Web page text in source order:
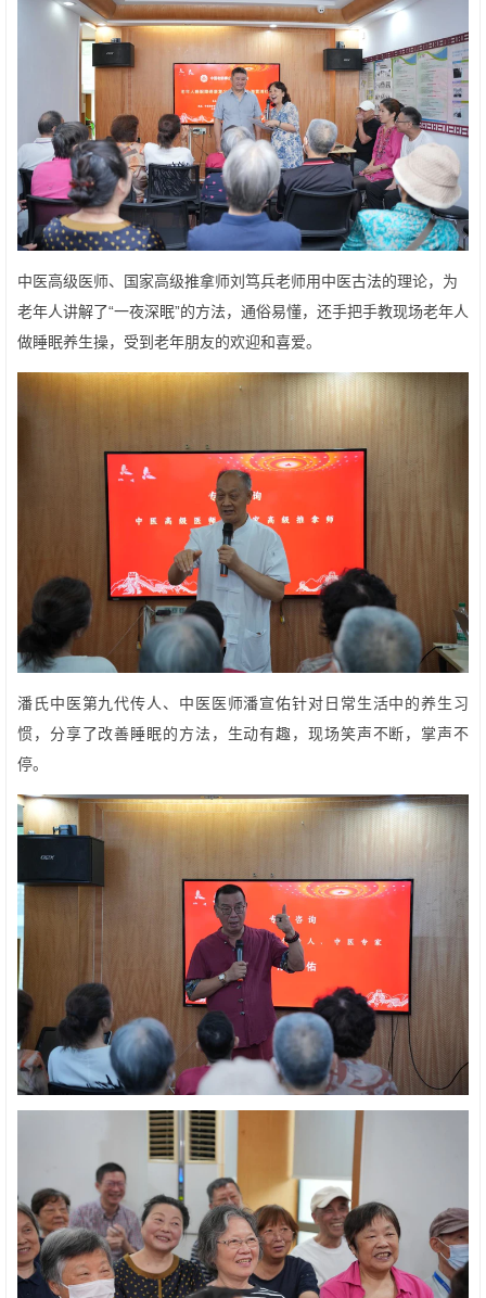
中医高级医师、国家高级推拿师刘笃兵老师用中医古法的理论，为
老年人讲解了“一夜深眠”的方法，通俗易懂，还手把手教现场老年人
做睡眠养生操，受到老年朋友的欢迎和喜爱。
潘氏中医第九代传人、中医医师潘宣佑针对日常生活中的养生习
惯，分享了改善睡眠的方法，生动有趣，现场笑声不断，掌声不
停。